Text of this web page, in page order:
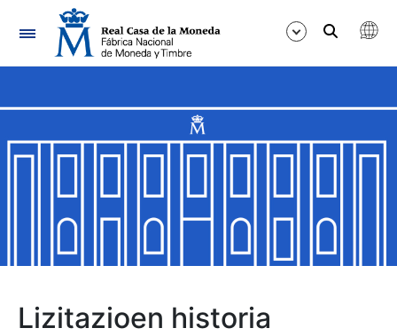
Nabigazioa
Erakutsi/Ezkutatu
Erakutsi/Ezkutatu
Erakutsi/Ezkutatu
Lizitazioen historia